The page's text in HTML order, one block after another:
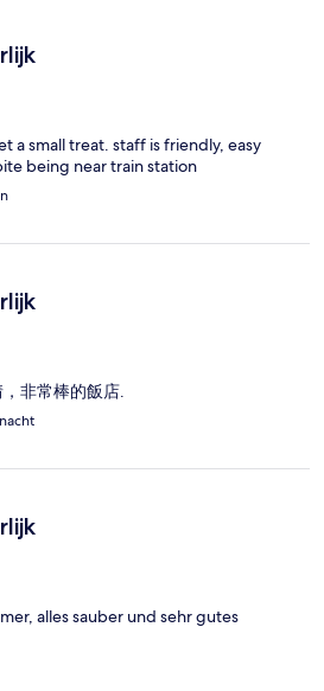
a small treat. staff is friendly, easy
being near train station
非常棒的飯店.
alles sauber und sehr gutes